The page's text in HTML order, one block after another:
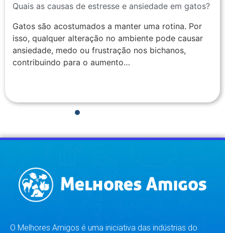
Quais as causas de estresse e ansiedade em gatos?
Gatos são acostumados a manter uma rotina. Por
isso, qualquer alteração no ambiente pode causar
ansiedade, medo ou frustração nos bichanos,
contribuindo para o aumento…
O Melhores Amigos é uma iniciativa das indústrias do